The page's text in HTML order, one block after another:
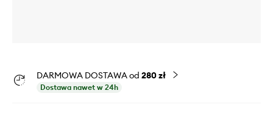
DARMOWA DOSTAWA od 280 zł
Dostawa nawet w 24h